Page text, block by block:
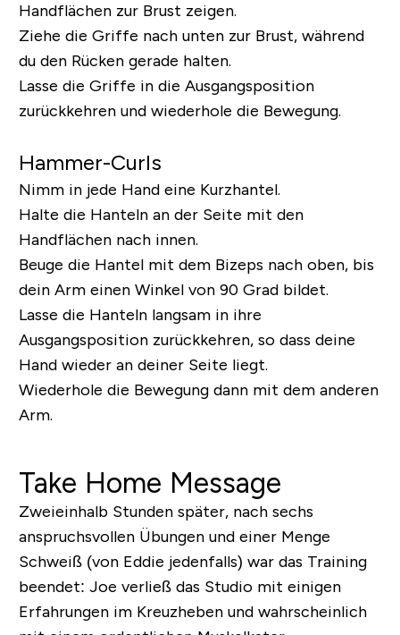
Handflächen zur Brust zeigen.
Ziehe die Griffe nach unten zur Brust, während
du den Rücken gerade halten.
Lasse die Griffe in die Ausgangsposition
zurückkehren und wiederhole die Bewegung.
Hammer-Curls
Nimm in jede Hand eine Kurzhantel.
Halte die Hanteln an der Seite mit den
Handflächen nach innen.
Beuge die Hantel mit dem Bizeps nach oben, bis
dein Arm einen Winkel von 90 Grad bildet.
Lasse die Hanteln langsam in ihre
Ausgangsposition zurückkehren, so dass deine
Hand wieder an deiner Seite liegt.
Wiederhole die Bewegung dann mit dem anderen
Arm.
Take Home Message
Zweieinhalb Stunden später, nach sechs
anspruchsvollen Übungen und einer Menge
Schweiß (von Eddie jedenfalls) war das Training
beendet: Joe verließ das Studio mit einigen
Erfahrungen im Kreuzheben und wahrscheinlich